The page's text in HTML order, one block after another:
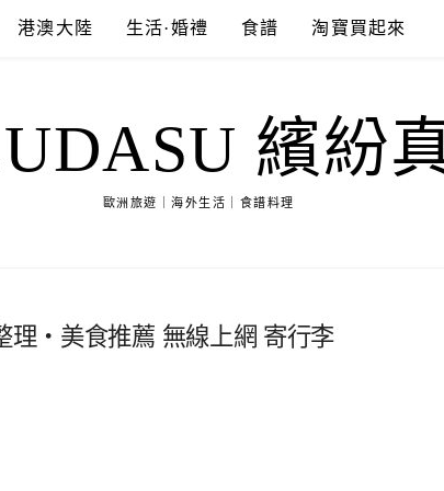
港澳大陸 生活·婚禮 食譜 淘寶買起來
繽紛
歐洲旅遊｜海外生活｜食譜料理
理‧美食推薦 無線上網 寄行李